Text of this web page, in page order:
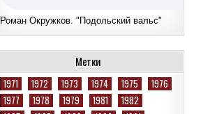
Роман Окружков. "Подольский вальс"
Метки
1971 1972 1973 1974 1975
1976
1977
1978 1979 1981
1982